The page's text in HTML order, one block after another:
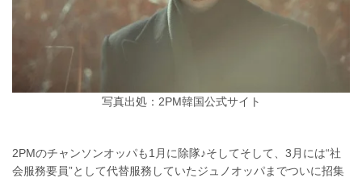
写真出処：2PM韓国公式サイト
2PMのチャンソンオッパも1月に除隊♪そしてそして、3月には“社
会服務要員”として代替服務していたジュノオッパまでついに招集